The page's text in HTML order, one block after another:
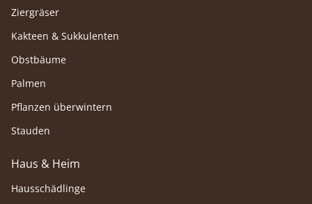
Ziergräser
Kakteen & Sukkulenten
Obstbäume
Palmen
Pflanzen überwintern
Stauden
Haus & Heim
Hausschädlinge